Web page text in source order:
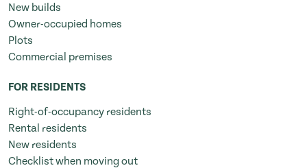
New builds
Owner-occupied homes
Plots
Commercial premises
FOR RESIDENTS
Right-of-occupancy residents
Rental residents
New residents
Checklist when moving out